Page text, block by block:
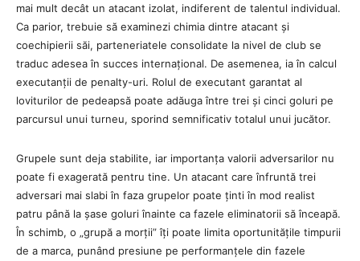
mai mult decât un atacant izolat, indiferent de talentul individual.
Ca parior, trebuie să examinezi chimia dintre atacant și
coechipierii săi, parteneriatele consolidate la nivel de club se
traduc adesea în succes internațional. De asemenea, ia în calcul
executanții de penalty-uri. Rolul de executant garantat al
loviturilor de pedeapsă poate adăuga între trei și cinci goluri pe
parcursul unui turneu, sporind semnificativ totalul unui jucător.
Grupele sunt deja stabilite, iar importanța valorii adversarilor nu
poate fi exagerată pentru tine. Un atacant care înfruntă trei
adversari mai slabi în faza grupelor poate ținti în mod realist
patru până la șase goluri înainte ca fazele eliminatorii să înceapă.
În schimb, o „grupă a morții” îți poate limita oportunitățile timpurii
de a marca, punând presiune pe performanțele din fazele